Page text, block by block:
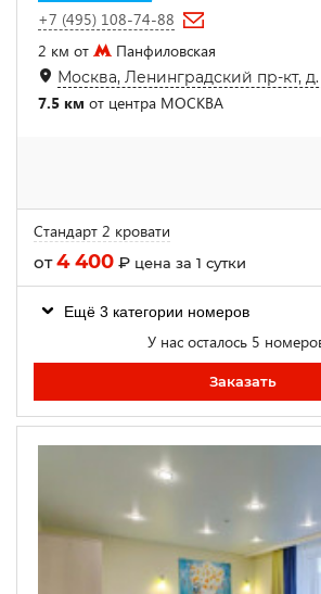
+7 (495) 108-74-88
2 км от
Панфиловская
Москва, Ленинградский пр-кт, д.
7.5 км от центра МОСКВА
Стандарт 2 кровати
от4 400 ₽ цена за 1 сутки
Ещё 3 категории номеров
У нас осталось 5
Заказать